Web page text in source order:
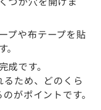
プや布テープを貼
です。
ため、どのくら
がポイントです。